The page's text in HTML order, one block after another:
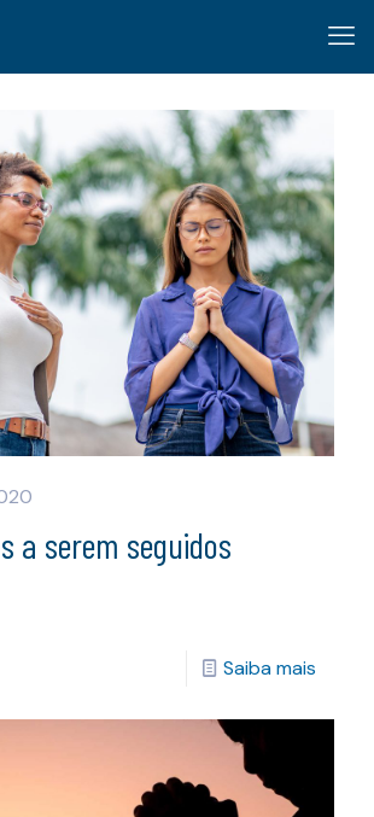
a serem seguidos
Saiba mais